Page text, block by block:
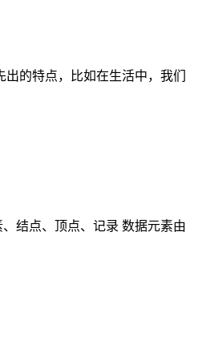
的特点，比如在生活中，我们
结点、顶点、记录 数据元素由